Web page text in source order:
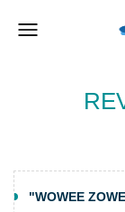
"WOWEE